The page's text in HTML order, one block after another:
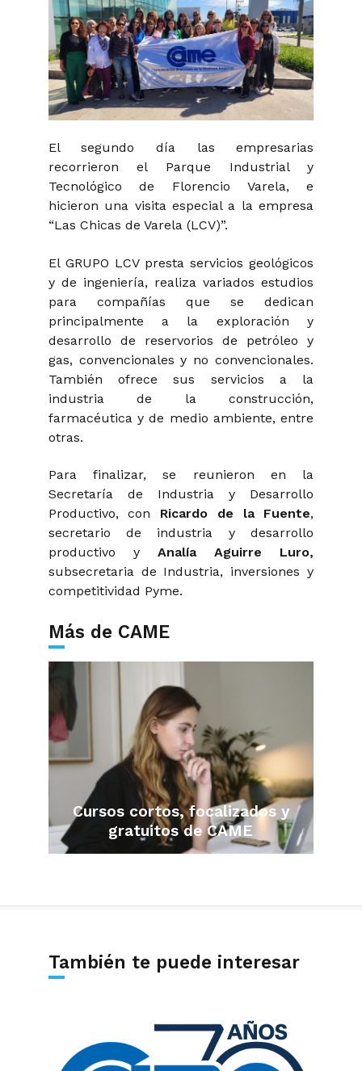
El segundo día las empresarias
recorrieron el Parque Industrial y
Tecnológico de Florencio Varela, e
hicieron una visita especial a la empresa
“Las Chicas de Varela (LCV)”.
El GRUPO LCV presta servicios geológicos
y de ingeniería, realiza variados estudios
para compañías que se dedican
principalmente a la exploración y
desarrollo de reservorios de petróleo y
gas, convencionales y no convencionales.
También ofrece sus servicios a la
industria de la construcción,
farmacéutica y de medio ambiente, entre
otras.
Para finalizar, se reunieron en la
Secretaría de Industria y Desarrollo
Productivo, con Ricardo de la Fuente,
secretario de industria y desarrollo
productivo y Analía Aguirre Luro,
subsecretaria de Industria, inversiones y
competitividad Pyme.
Más de CAME
Cursos cortos, focalizados y
gratuitos de CAME
También te puede interesar